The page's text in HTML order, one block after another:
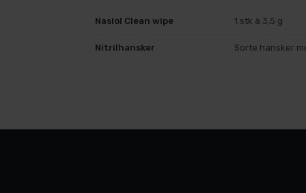
Nasiol Clean wipe 1 stk à 3,5 g
Nitrilhansker Sorte hansker